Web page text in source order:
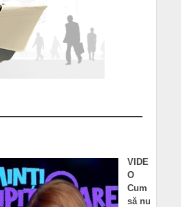
VIDE
O
Cum
să nu